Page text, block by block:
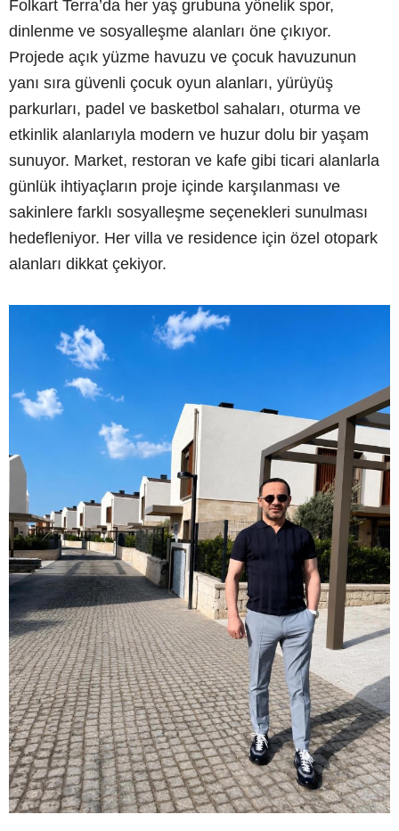
Folkart Terra’da her yaş grubuna yönelik spor,
dinlenme ve sosyalleşme alanları öne çıkıyor.
Projede açık yüzme havuzu ve çocuk havuzunun
yanı sıra güvenli çocuk oyun alanları, yürüyüş
parkurları, padel ve basketbol sahaları, oturma ve
etkinlik alanlarıyla modern ve huzur dolu bir yaşam
sunuyor. Market, restoran ve kafe gibi ticari alanlarla
günlük ihtiyaçların proje içinde karşılanması ve
sakinlere farklı sosyalleşme seçenekleri sunulması
hedefleniyor. Her villa ve residence için özel otopark
alanları dikkat çekiyor.